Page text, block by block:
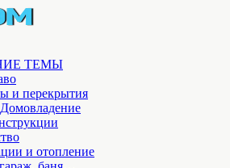
ТЕМЫ
и перекрытия
и отопление